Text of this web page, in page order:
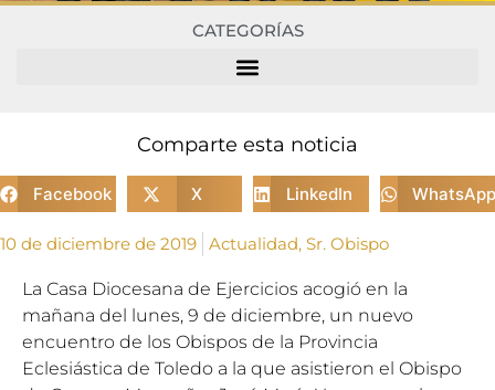
CATEGORÍAS
Comparte esta noticia
Facebook X LinkedIn WhatsApp
10 de diciembre de 2019 Actualidad, Sr. Obispo
La Casa Diocesana de Ejercicios acogió en la
mañana del lunes, 9 de diciembre, un nuevo
encuentro de los Obispos de la Provincia
Eclesiástica de Toledo a la que asistieron el Obispo